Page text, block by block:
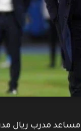
مدرب ريال